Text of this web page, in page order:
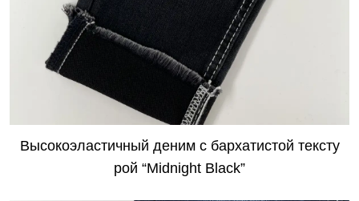
​Высокоэластичный деним с бархатистой тексту
рой “Midnight Black”